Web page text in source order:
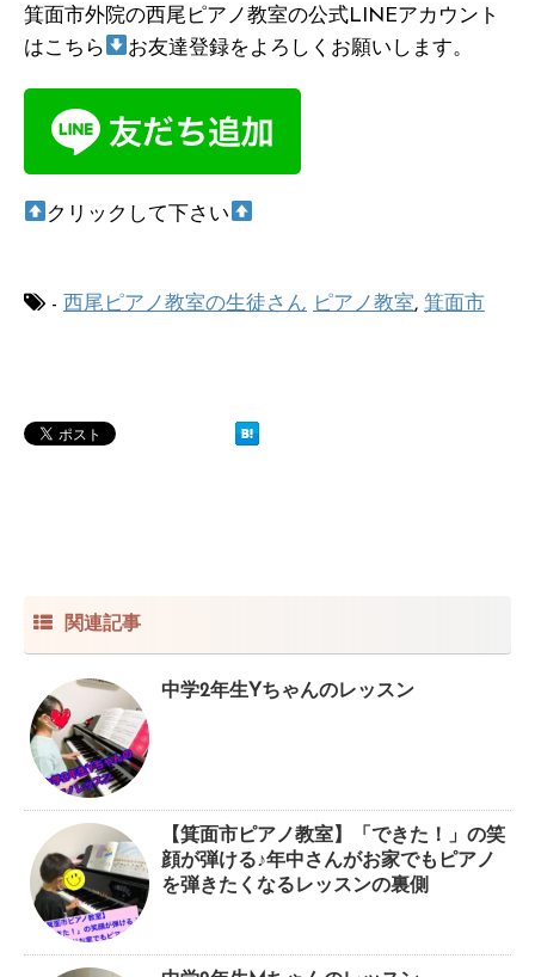
箕面市外院の西尾ピアノ教室の公式LINEアカウント
はこちら
お友達登録をよろしくお願いします。
クリックして下さい
- 西尾ピアノ教室の生徒さん ピアノ教室, 箕面市
関連記事
中学2年生Yちゃんのレッスン
【箕面市ピアノ教室】「できた！」の笑
顔が弾ける♪年中さんがお家でもピアノ
を弾きたくなるレッスンの裏側